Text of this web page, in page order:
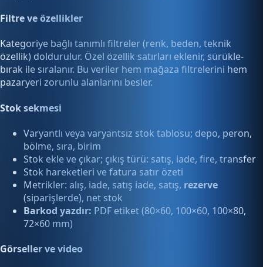
Filtre ve özellikler
Kategoriye bağlı tanımlı filtreler (renk, beden, teknik
özellik) doldurulur. Özel özellik satırları eklenir, sürükle-
bırak ile sıralanır. Bu veriler hem mağaza filtrelerini hem
pazaryeri zorunlu alanlarını besler.
Stok sekmesi
Varyantlı veya varyantsız stok tablosu; depo, peron,
bölme, sıra, birim
Stok ekle ve çıkar; çıkış türü: satış, iade, fire, transfer
Stok hareketleri ve fatura satır özeti
Metrikler: alış, iade, satış iade, satış, rezerve
(siparişlerde), net stok
Barkod yazdır: PDF etiket (80×60, 100×60, 100×80,
72×60 mm)
Görseller ve video